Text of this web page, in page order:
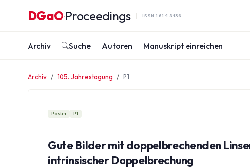
DGaO·Proceedings ISSN 1614-8436
Archiv Suche Autoren Manuskript einreichen
Archiv 105. Jahrestagung P1
Poster P1
Gute Bilder mit doppelbrechenden
intrinsischer Doppelbrechung